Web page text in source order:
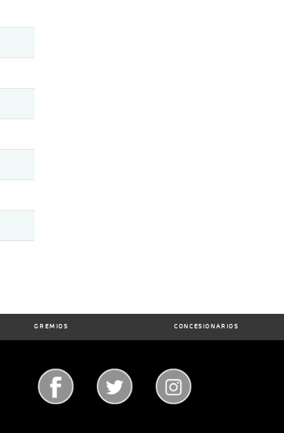
GREMIOS CONCESIONARIOS